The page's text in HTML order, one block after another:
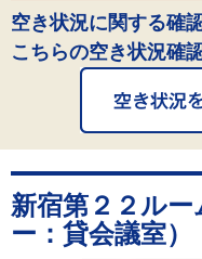
空き状況に関する確
こちらの空き状況確
新宿第２２ル
ー：貸会議室）